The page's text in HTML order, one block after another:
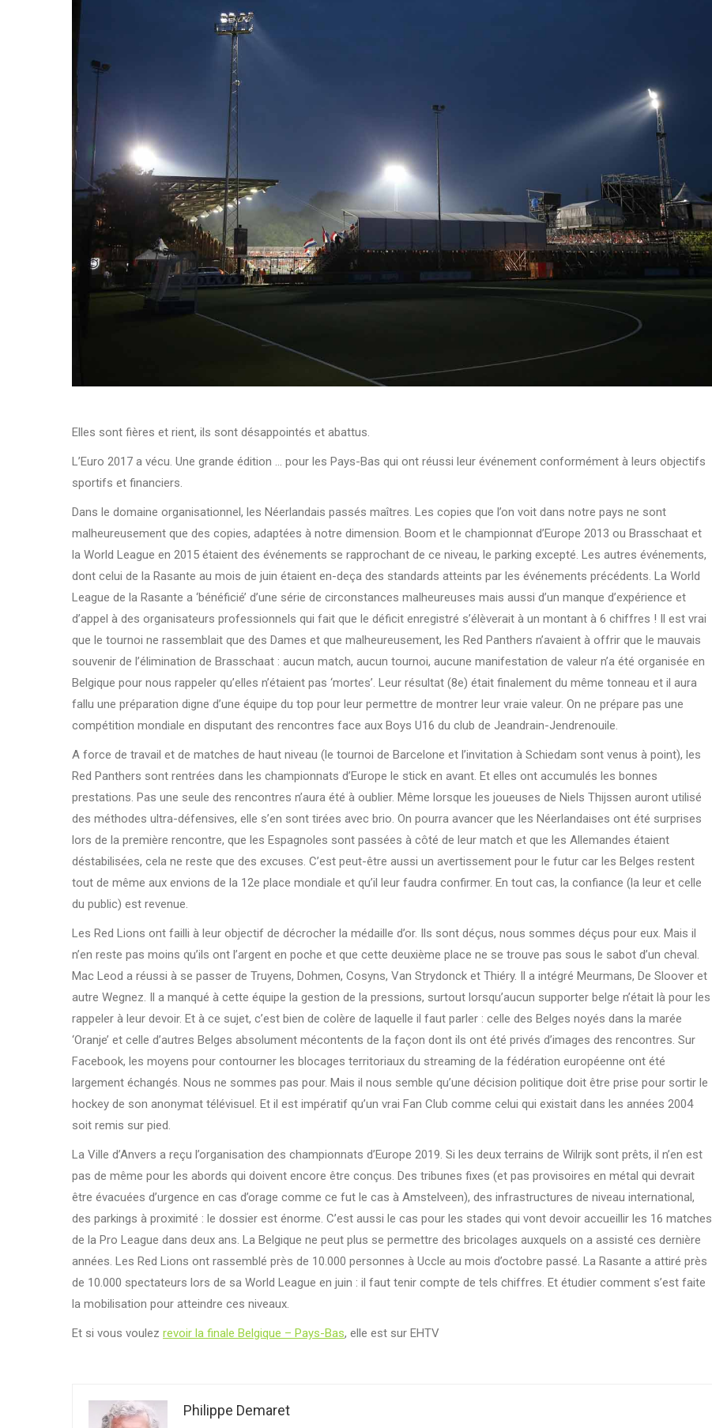
Elles sont fières et rient, ils sont désappointés et abattus.
L’Euro 2017 a vécu. Une grande édition … pour les Pays-Bas qui ont réussi leur événement conformément à leurs objectifs
sportifs et financiers.
Dans le domaine organisationnel, les Néerlandais passés maîtres. Les copies que l’on voit dans notre pays ne sont
malheureusement que des copies, adaptées à notre dimension. Boom et le championnat d’Europe 2013 ou Brasschaat et
la World League en 2015 étaient des événements se rapprochant de ce niveau, le parking excepté. Les autres événements,
dont celui de la Rasante au mois de juin étaient en-deça des standards atteints par les événements précédents. La World
League de la Rasante a ‘bénéficié’ d’une série de circonstances malheureuses mais aussi d’un manque d’expérience et
d’appel à des organisateurs professionnels qui fait que le déficit enregistré s’élèverait à un montant à 6 chiffres ! Il est vrai
que le tournoi ne rassemblait que des Dames et que malheureusement, les Red Panthers n’avaient à offrir que le mauvais
souvenir de l’élimination de Brasschaat : aucun match, aucun tournoi, aucune manifestation de valeur n’a été organisée en
Belgique pour nous rappeler qu’elles n’étaient pas ‘mortes’. Leur résultat (8e) était finalement du même tonneau et il aura
fallu une préparation digne d’une équipe du top pour leur permettre de montrer leur vraie valeur. On ne prépare pas une
compétition mondiale en disputant des rencontres face aux Boys U16 du club de Jeandrain-Jendrenouile.
A force de travail et de matches de haut niveau (le tournoi de Barcelone et l’invitation à Schiedam sont venus à point), les
Red Panthers sont rentrées dans les championnats d’Europe le stick en avant. Et elles ont accumulés les bonnes
prestations. Pas une seule des rencontres n’aura été à oublier. Même lorsque les joueuses de Niels Thijssen auront utilisé
des méthodes ultra-défensives, elle s’en sont tirées avec brio. On pourra avancer que les Néerlandaises ont été surprises
lors de la première rencontre, que les Espagnoles sont passées à côté de leur match et que les Allemandes étaient
déstabilisées, cela ne reste que des excuses. C’est peut-être aussi un avertissement pour le futur car les Belges restent
tout de même aux envions de la 12e place mondiale et qu’il leur faudra confirmer. En tout cas, la confiance (la leur et celle
du public) est revenue.
Les Red Lions ont failli à leur objectif de décrocher la médaille d’or. Ils sont déçus, nous sommes déçus pour eux. Mais il
n’en reste pas moins qu’ils ont l’argent en poche et que cette deuxième place ne se trouve pas sous le sabot d’un cheval.
Mac Leod a réussi à se passer de Truyens, Dohmen, Cosyns, Van Strydonck et Thiéry. Il a intégré Meurmans, De Sloover et
autre Wegnez. Il a manqué à cette équipe la gestion de la pressions, surtout lorsqu’aucun supporter belge n’était là pour les
rappeler à leur devoir. Et à ce sujet, c’est bien de colère de laquelle il faut parler : celle des Belges noyés dans la marée
‘Oranje’ et celle d’autres Belges absolument mécontents de la façon dont ils ont été privés d’images des rencontres. Sur
Facebook, les moyens pour contourner les blocages territoriaux du streaming de la fédération européenne ont été
largement échangés. Nous ne sommes pas pour. Mais il nous semble qu’une décision politique doit être prise pour sortir le
hockey de son anonymat télévisuel. Et il est impératif qu’un vrai Fan Club comme celui qui existait dans les années 2004
soit remis sur pied.
La Ville d’Anvers a reçu l’organisation des championnats d’Europe 2019. Si les deux terrains de Wilrijk sont prêts, il n’en est
pas de même pour les abords qui doivent encore être conçus. Des tribunes fixes (et pas provisoires en métal qui devrait
être évacuées d’urgence en cas d’orage comme ce fut le cas à Amstelveen), des infrastructures de niveau international,
des parkings à proximité : le dossier est énorme. C’est aussi le cas pour les stades qui vont devoir accueillir les 16 matches
de la Pro League dans deux ans. La Belgique ne peut plus se permettre des bricolages auxquels on a assisté ces dernière
années. Les Red Lions ont rassemblé près de 10.000 personnes à Uccle au mois d’octobre passé. La Rasante a attiré près
de 10.000 spectateurs lors de sa World League en juin : il faut tenir compte de tels chiffres. Et étudier comment s’est faite
la mobilisation pour atteindre ces niveaux.
Et si vous voulez revoir la finale Belgique – Pays-Bas, elle est sur EHTV
Philippe Demaret